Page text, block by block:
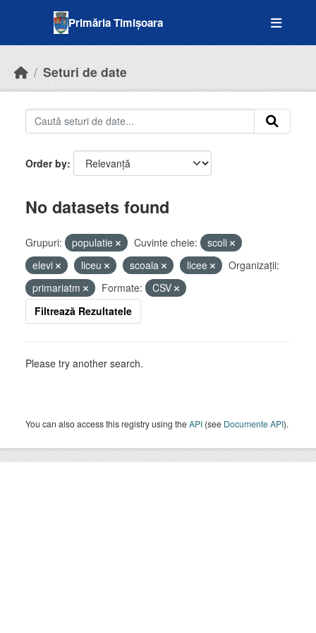
Primăria Timișoara
Seturi de date
Order by
No datasets found
Grupuri: populatie Cuvinte cheie:
scoli
elevi
liceu scoala licee
Organizații:
primariatm
Formate:
CSV
Filtrează Rezultatele
Please try another search.
You can also access this registry using theAPI (see Documente API).